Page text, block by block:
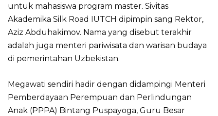
untuk mahasiswa program master. Sivitas
Akademika Silk Road IUTCH dipimpin sang Rektor,
Aziz Abduhakimov. Nama yang disebut terakhir
adalah juga menteri pariwisata dan warisan budaya
di pemerintahan Uzbekistan.
Megawati sendiri hadir dengan didampingi Menteri
Pemberdayaan Perempuan dan Perlindungan
Anak (PPPA) Bintang Puspayoga, Guru Besar